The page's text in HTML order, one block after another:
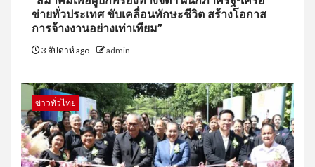
ข่ายทั่วประเทศ ขับเคลื่อนทักษะชีวิต สร้างโอกาส
การจ้างงานอย่างเท่าเทียม”
3 สัปดาห์ ago admin
ข่าวทั่วไทย